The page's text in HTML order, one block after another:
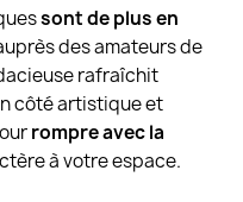
sont de plus en
des amateurs de
rafraîchit
côté artistique et
rompre avec la
à votre espace.